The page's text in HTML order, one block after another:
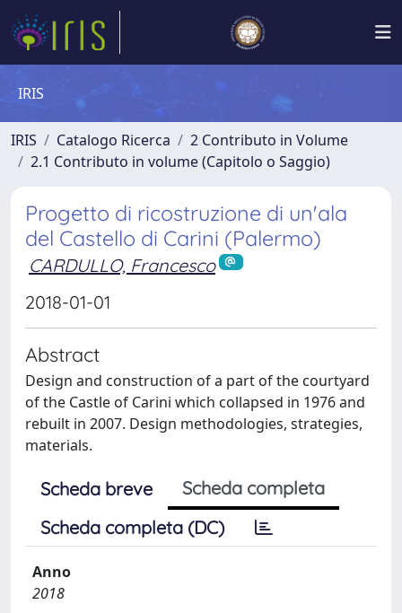
IRIS
IRIS Catalogo Ricerca
2 Contributo in Volume
2.1 Contributo in volume (Capitolo o Saggio)
Progetto di ricostruzione di un'ala
del Castello di Carini (Palermo)
CARDULLO, Francesco
2018-01-01
Abstract
Design and construction of a part of the courtyard
of the Castle of Carini which collapsed in 1976 and
rebuilt in 2007. Design methodologies, strategies,
materials.
Scheda breve
Scheda completa
Scheda completa (DC)
Anno
2018